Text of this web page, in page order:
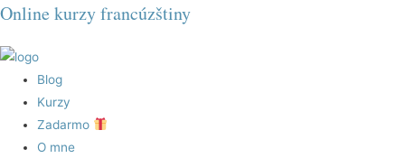
Online kurzy francúzštiny
Blog
Kurzy
Zadarmo
O mne